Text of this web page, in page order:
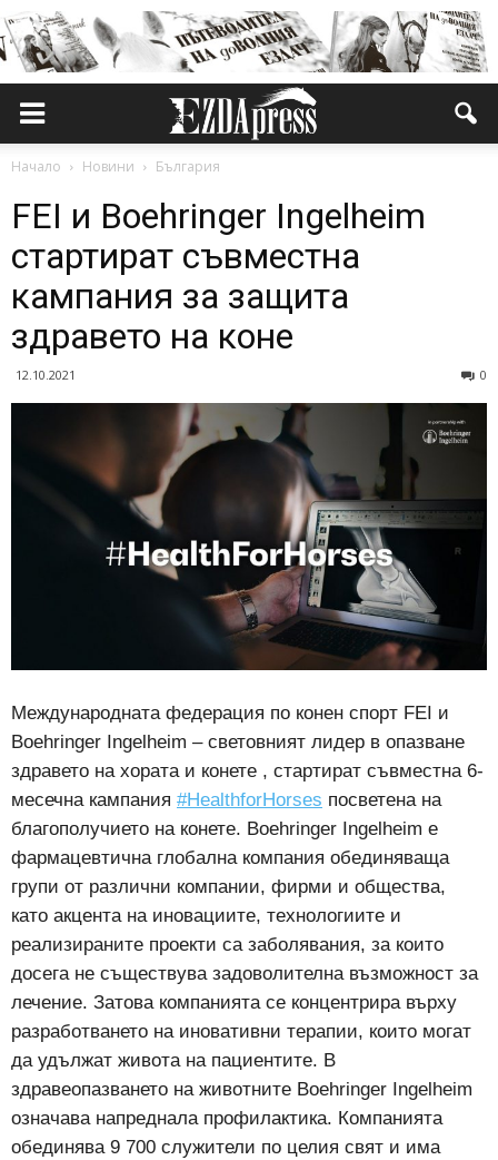
Начало Новини България
FEI и Boehringer Ingelheim
стартират съвместна
кампания за защита
здравето на коне
12.10.2021 0
Международната федерация по конен спорт FEI и
Boehringer Ingelheim – световният лидер в опазване
здравето на хората и конете , стартират съвместна 6-
месечна кампания #HealthforHorses посветена на
благополучието на конете. Boehringer Ingelheim е
фармацевтична глобална компания обединяваща
групи от различни компании, фирми и общества,
като акцента на иновациите, технологиите и
реализираните проекти са заболявания, за които
досега не съществува задоволителна възможност за
лечение. Затова компанията се концентрира върху
разработването на иновативни терапии, които могат
да удължат живота на пациентите. В
здравеопазването на животните Boehringer Ingelheim
означава напреднала профилактика. Компанията
обединява 9 700 служители по целия свят и има